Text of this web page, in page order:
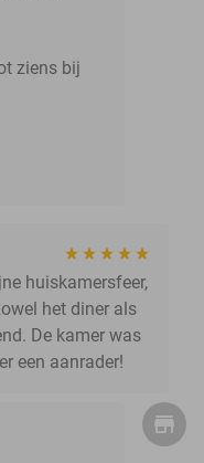
ziens bij
huiskamersfeer,
het diner als
De kamer was
een aanrader!